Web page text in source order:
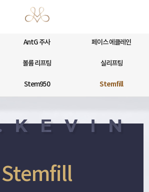
AntG 주사 페이스 에클레인
볼륨 리프팅 실리프팅
Stem950 Stemfill
Stemfill